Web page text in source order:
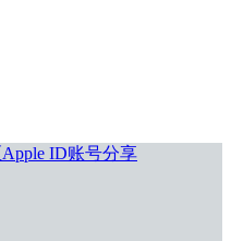
ID账号分享